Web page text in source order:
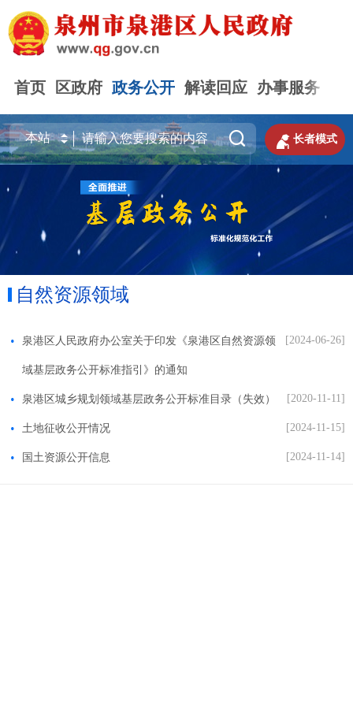
首页 区政府 政务公开 解读回应 办事服务
  长者模式
自然资源领域
[2024-06-26]
泉港区人民政府办公室关于印发《泉港区自然资源领
域基层政务公开标准指引》的通知
[2020-11-11]
泉港区城乡规划领域基层政务公开标准目录（失效）
[2024-11-15]
土地征收公开情况
[2024-11-14]
国土资源公开信息